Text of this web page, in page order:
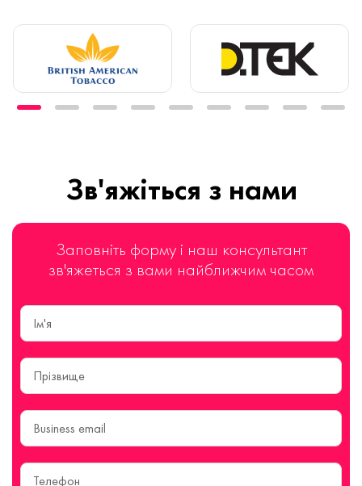
Зв'яжіться з нами
Заповніть форму і наш консультант
зв'яжеться з вами найближчим часом